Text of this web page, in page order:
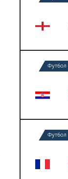
Футбол
Футбол